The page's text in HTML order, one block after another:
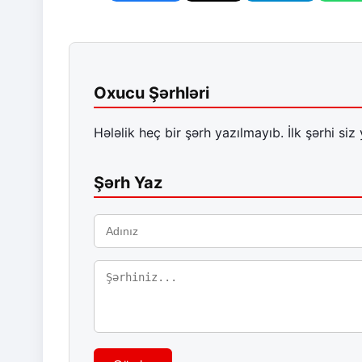
Oxucu Şərhləri
Hələlik heç bir şərh yazılmayıb. İlk şərhi siz
Şərh Yaz